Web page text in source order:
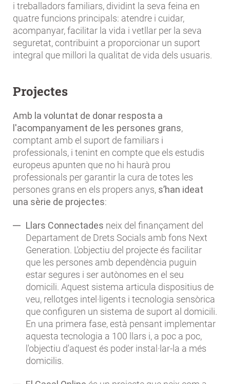
i treballadors familiars, dividint la seva feina en
quatre funcions principals: atendre i cuidar,
acompanyar, facilitar la vida i vetllar per la seva
seguretat, contribuint a proporcionar un suport
integral que millori la qualitat de vida dels usuaris.
Projectes
Amb la voluntat de donar resposta a
l'acompanyament de les persones grans,
comptant amb el suport de familiars i
professionals, i tenint en compte que els estudis
europeus apunten que no hi haurà prou
professionals per garantir la cura de totes les
persones grans en els propers anys, s’han ideat
una sèrie de projectes:
Llars Connectades neix del finançament del
Departament de Drets Socials amb fons Next
Generation. L'objectiu del projecte és facilitar
que les persones amb dependència puguin
estar segures i ser autònomes en el seu
domicili. Aquest sistema articula dispositius de
veu, rellotges intel·ligents i tecnologia sensòrica
que configuren un sistema de suport al domicili.
En una primera fase, està pensant implementar
aquesta tecnologia a 100 llars i, a poc a poc,
l'objectiu d'aquest és poder instal·lar-la a més
domicilis.